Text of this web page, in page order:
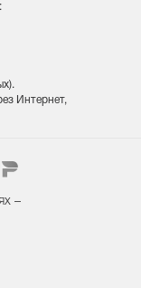
).
Интернет,
–